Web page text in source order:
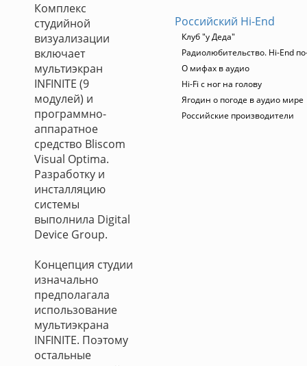
Комплекс
студийной
визуализации
включает
мультиэкран
INFINITE (9
модулей) и
программно-
аппаратное
средство Bliscom
Visual Optima.
Разработку и
инсталляцию
системы
выполнила Digital
Device Group.
Концепция студии
изначально
предполагала
использование
мультиэкрана
INFINITE. Поэтому
остальные
Российский Hi-End
Клуб "у Деда"
Радиолюбительство. Hi-End
О мифах в аудио
Hi-Fi с ног на голову
Ягодин о погоде в аудио мире
Российские производители